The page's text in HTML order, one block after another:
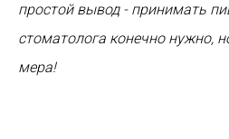
простой вывод - принимать
стоматолога конечно нужно,
мера!